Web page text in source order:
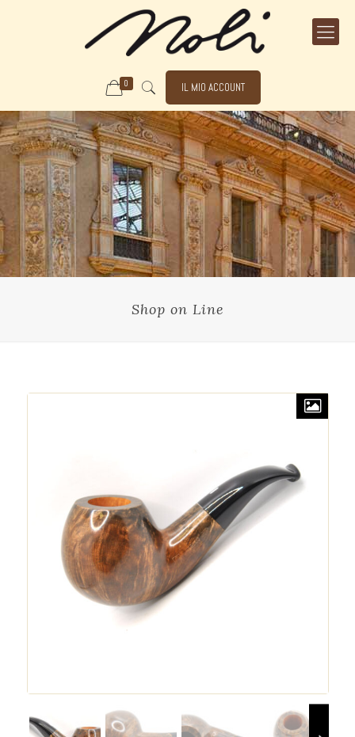
0 IL MIO ACCOUNT
Shop on Line